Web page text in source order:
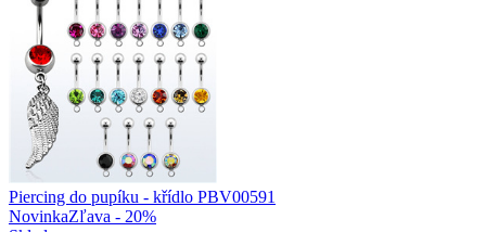
Piercing do pupíku - křídlo PBV00591
NovinkaZľava - 20%